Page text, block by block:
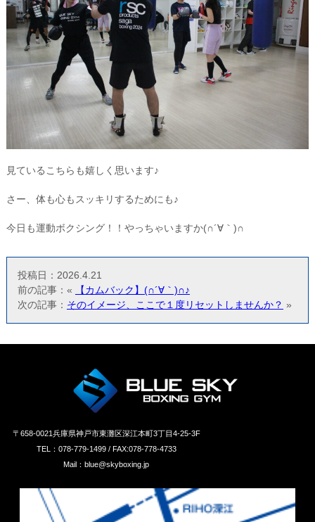
見ているこちらも嬉しく思います♪
さー、体も心もスッキリするためにも♪
今日も運動ボクシング！！やっちゃいますか(∩´∀｀)∩
投稿日：2026.4.21
前の記事：«
【カムバック】(∩´∀｀)∩♪
次の記事： そのイメージ、ここで１度リセットしませんか？ »
〒658‐0021兵庫県神戸市東灘区深江本町3丁目4-25-3F
TEL：078-779-1499 / FAX:078-778-4733
Mail：blue@skyboxing.jp